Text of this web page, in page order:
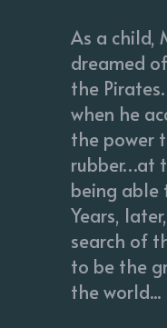
As a child,
dreamed
the
when he
the power
rubber…at
being able
Years,
search of
to be the
the world...